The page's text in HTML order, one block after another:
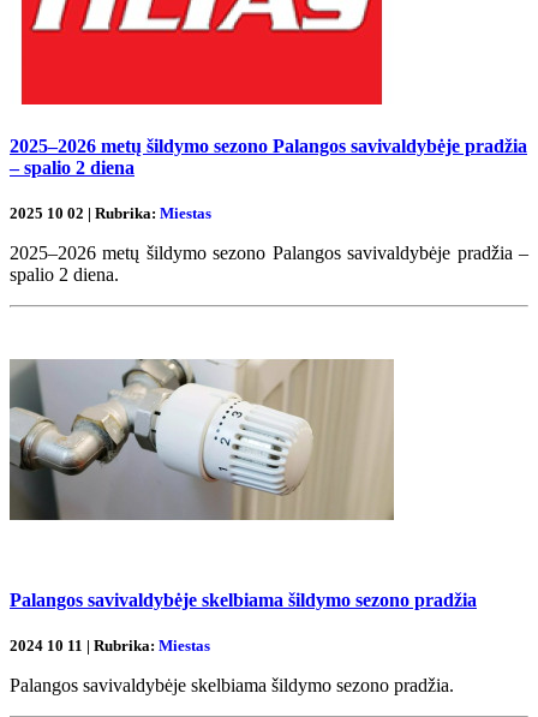
2025–2026 metų šildymo sezono Palangos savivaldybėje pradžia
– spalio 2 diena
2025 10 02 | Rubrika: Miestas
2025–2026 metų šildymo sezono Palangos savivaldybėje pradžia –
spalio 2 diena.
Palangos savivaldybėje skelbiama šildymo sezono pradžia
2024 10 11 | Rubrika: Miestas
Palangos savivaldybėje skelbiama šildymo sezono pradžia.